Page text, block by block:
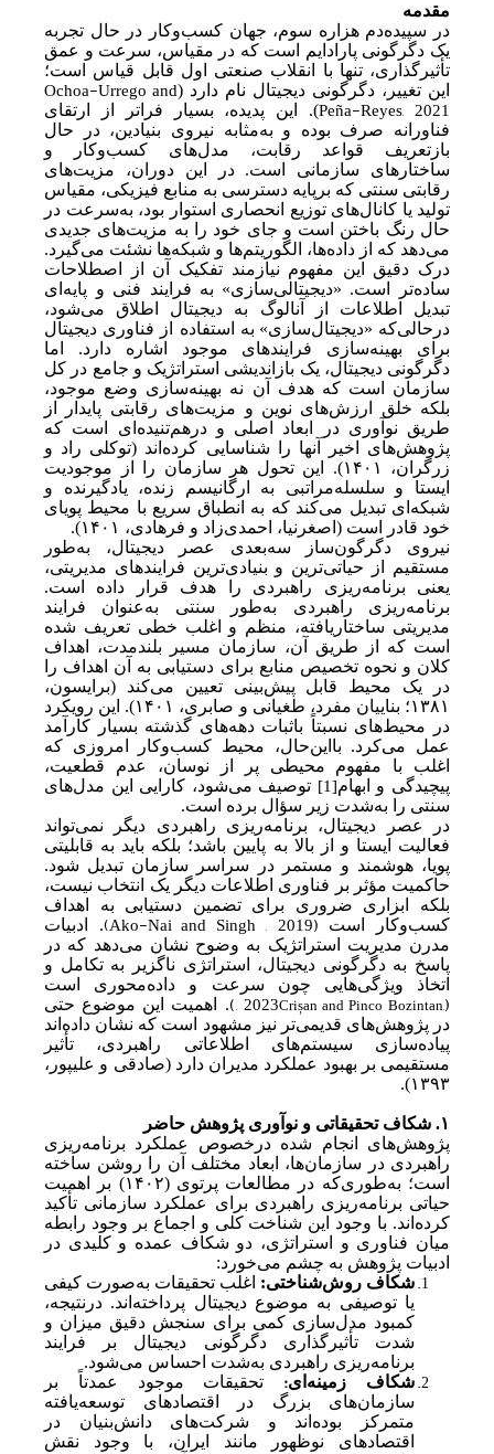
مقدمه
در سپیده‌دم هزاره سوم، جهان کسب‌وکار در حال تجربه
یک دگرگونی پارادایم است که در مقیاس، سرعت و عمق
تأثیرگذاری، تنها با انقلاب صنعتی اول قابل قیاس است؛
این تغییر، دگرگونی دیجیتال نام دارد (Ochoa-Urrego and
Peña-Reyes, 2021). این پدیده، بسیار فراتر از ارتقای
فناورانه صرف بوده و به‌مثابه نیروی بنیادین، در حال
بازتعریف قواعد رقابت، مدل‌های کسب‌وکار و
ساختارهای سازمانی است. در این دوران، مزیت‌های
رقابتی سنتی که بر‌پایه دسترسی به منابع فیزیکی، مقیاس
تولید یا کانال‌های توزیع انحصاری استوار بود، بهسرعت در
حال رنگ باختن است و جای خود را به مزیت‌های جدیدی
می‌دهد که از داده‌ها، الگوریتم‌ها و شبکه‌ها نشئت می‌گیرد.
درک دقیق این مفهوم نیازمند تفکیک آن از اصطلاحات
ساده‌تر است. «دیجیتالی‌سازی» به فرایند فنی و پایه‌ای
تبدیل اطلاعات از آنالوگ به دیجیتال اطلاق می‌شود،
در‌حالی‌که «دیجیتال‌سازی» به استفاده از فناوری دیجیتال
برای بهینه‌سازی فرایندهای موجود اشاره دارد. اما
دگرگونی دیجیتال، یک بازاندیشی استراتژیک و جامع در کل
سازمان است که هدف آن نه بهینه‌سازی وضع موجود،
بلکه خلق ارزش‌های نوین و مزیت‌های رقابتی پایدار از
طریق نوآوری در ابعاد اصلی و درهم‌تنیده‌ای است که
پژوهش‌های اخیر آنها را شناسایی کرده‌اند (توکلی راد و
زرگران،
۱۴۰۱). این تحول هر سازمان را از موجودیت
ایستا و سلسله‌مراتبی به ارگانیسم زنده، یادگیرنده و
شبکه‌ای تبدیل می‌کند که به انطباق سریع با محیط پویای
خود قادر است (اصغرنیا، احمدی‌زاد و فرهادی، ۱۴۰۱).
نیروی دگرگون‌ساز سهبعدی عصر دیجیتال، بهطور
مستقیم از حیاتی‌ترین و بنیادی‌ترین فرایندهای مدیریتی،
یعنی برنامه‌ریزی راهبردی را هدف قرار داده است.
برنامه‌ریزی راهبردی بهطور سنتی بهعنوان فرایند
مدیریتی ساختاریافته، منظم و اغلب خطی تعریف شده
است که از طریق آن، سازمان مسیر بلندمدت، اهداف
کلان و نحوه تخصیص منابع برای دستیابی به آن اهداف را
در یک محیط قابل پیش‌بینی تعیین می‌کند (برایسون،
۱۳۸۱؛ بناییان مفرد، طغیانی و صابری، ۱۴۰۱). این رویکرد
در محیط‌های نسبتاً باثبات دهه‌های گذشته بسیار کارآمد
عمل می‌کرد. با‌این‌حال، محیط کسب‌وکار امروزی که
اغلب با مفهوم
محیطی پر از نوسان، عدم قطعیت،
پیچیدگی و ابهام[1] توصیف می‌شود، کارایی این مدل‌های
سنتی را بهشدت زیر سؤال برده است.
در عصر دیجیتال، برنامه‌ریزی راهبردی دیگر نمی‌تواند
فعالیت ایستا و از بالا به پایین باشد؛ بلکه باید به قابلیتی
پویا، هوشمند و مستمر در سراسر سازمان تبدیل شود.
حاکمیت مؤثر بر فناوری اطلاعات دیگر یک انتخاب نیست،
بلکه ابزاری ضروری برای تضمین دستیابی به اهداف
کسب‌وکار است (
(Ako-Nai and Singh , 2019. ادبیات
مدرن مدیریت استراتژیک به وضوح نشان می‌دهد که در
پاسخ به دگرگونی دیجیتال، استراتژی ناگزیر به تکامل و
اتخاذ ویژگی‌هایی چون سرعت و داده‌محوری است
(
Bozintan,
Crișan and Pinco
, 2023
). اهمیت این موضوع حتی
در پژوهش‌های قدیمی‌تر نیز مشهود است که نشان داده‌اند
پیاده‌سازی سیستم‌های اطلاعاتی راهبردی، تأثیر
مستقیمی بر بهبود عملکرد مدیران دارد (صادقی و علیپور،
۱۳۹۳).
۱. شکاف تحقیقاتی و نوآوری پژوهش حاضر
پژوهش‌های انجام شده درخصوص عملکرد برنامه‌ریزی
راهبردی در سازمان‌ها، ابعاد مختلف آن را روشن ساخته
است؛ به‌طور‌ ی‌که در مطالعات پرتوی (۱۴۰۲)
بر اهمیت
حیاتی برنامه‌ریزی راهبردی برای عملکرد سازمانی تأکید
کرده‌اند. با وجود این شناخت کلی و اجماع بر وجود رابطه
میان فناوری و استراتژی، دو شکاف عمده و کلیدی در
ادبیات پژوهش به چشم می‌خورد:
شکاف روش‌شناختی: اغلب تحقیقات بهصورت کیفی
یا توصیفی به موضوع دیجیتال پرداخته‌اند. در‌نتیجه،
کمبود مدل‌سازی کمی برای سنجش دقیق میزان و
شدت تأثیرگذاری دگرگونی دیجیتال بر فرایند
برنامه‌ریزی راهبردی بهشدت احساس می‌شود.
شکاف زمینه‌ای: تحقیقات موجود عمدتاً بر
سازمان‌های بزرگ در اقتصادهای توسعه‌یافته
متمرکز بوده‌اند و شرکت‌های دانش‌بنیان در
اقتصادهای نوظهور مانند ایران، با وجود نقش